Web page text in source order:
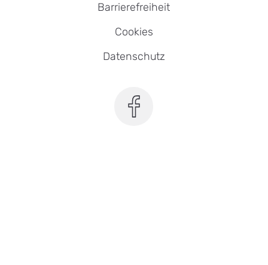
Barrierefreiheit
Cookies
Datenschutz
SEB Leipzig bei Facebook